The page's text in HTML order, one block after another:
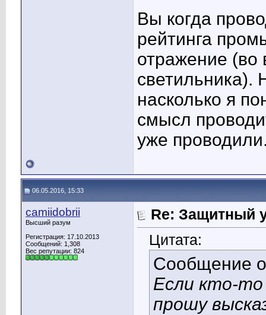
Вы когда
рейтинга
отражение (во
насколько я
смысл
уже
06.05.2016, 15:33
camiidobrii
Высший разум
Регистрация: 17.10.2013
Сообщений: 1,308
Вес репутации: 824
Re: Защитный
Цитата:
Сообщение
Если кто-то
прошу